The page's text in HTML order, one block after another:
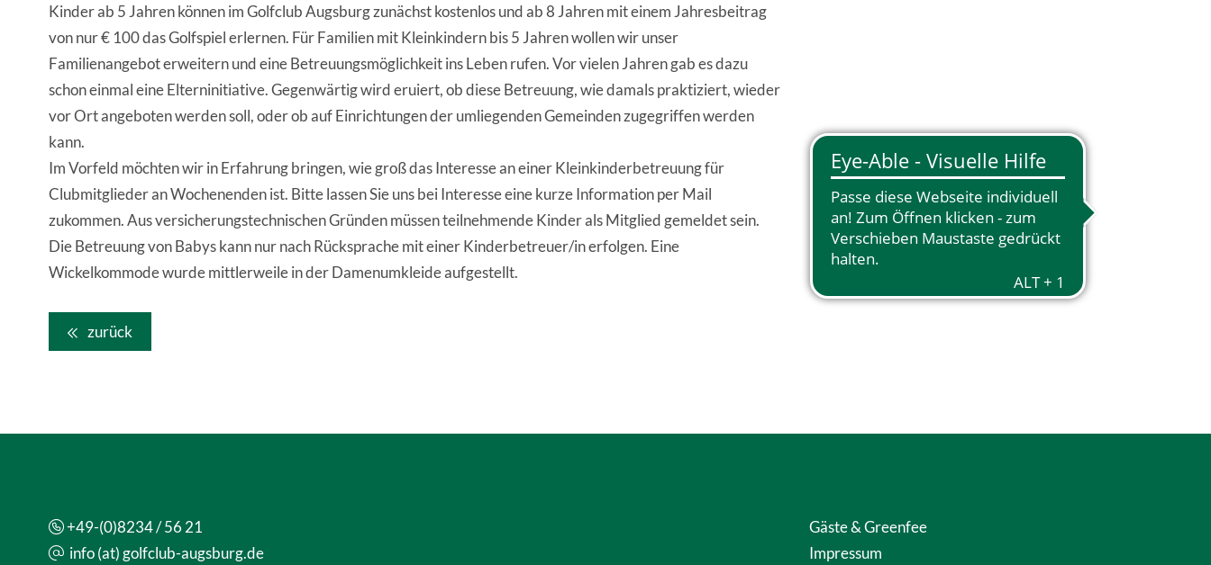
Kinder ab 5 Jahren können im Golfclub Augsburg zunächst kostenlos und ab 8 Jahren mit einem Jahresbeitrag
von nur € 100 das Golfspiel erlernen. Für Familien mit Kleinkindern bis 5 Jahren wollen wir unser
Familienangebot erweitern und eine Betreuungsmöglichkeit ins Leben rufen. Vor vielen Jahren gab es dazu
schon einmal eine Elterninitiative. Gegenwärtig wird eruiert, ob diese Betreuung, wie damals praktiziert, wieder
vor Ort angeboten werden soll, oder ob auf Einrichtungen der umliegenden Gemeinden zugegriffen werden
kann.
Im Vorfeld möchten wir in Erfahrung bringen, wie groß das Interesse an einer Kleinkinderbetreuung für
Clubmitglieder an Wochenenden ist. Bitte lassen Sie uns bei Interesse eine kurze Information per Mail
zukommen. Aus versicherungstechnischen Gründen müssen teilnehmende Kinder als Mitglied gemeldet sein.
Die Betreuung von Babys kann nur nach Rücksprache mit einer Kinderbetreuer/in erfolgen. Eine
Wickelkommode wurde mittlerweile in der Damenumkleide aufgestellt.
zurück
+49-(0)8234 / 56 21
info (at) golfclub-augsburg.de
Gäste & Greenfee
Impressum